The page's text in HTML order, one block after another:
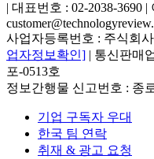
| 대표번호 : 02-2038-3690 |
사업자등록번호 : 주식회
업자정보확인] | 통신판매
포-0513호
정보간행물 신고번호 : 종
기업 구독자 우대
한국 팀 연락
취재 & 광고 요청